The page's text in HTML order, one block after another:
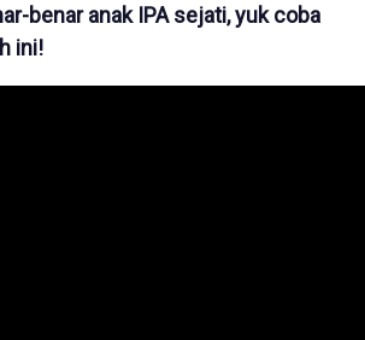
benar anak IPA sejati, yuk coba
ini!